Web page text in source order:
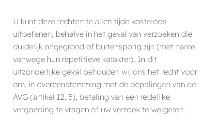
U kunt deze rechten te allen tijde kosteloos
uitoefenen, behalve in het geval van verzoeken die
duidelijk ongegrond of buitensporig zijn (met name
vanwege hun repetitieve karakter). In dit
uitzonderlijke geval behouden wij ons het recht voor
om, in overeenstemming met de bepalingen van de
AVG (artikel 12, 5), betaling van een redelijke
vergoeding te vragen of uw verzoek te weigeren.